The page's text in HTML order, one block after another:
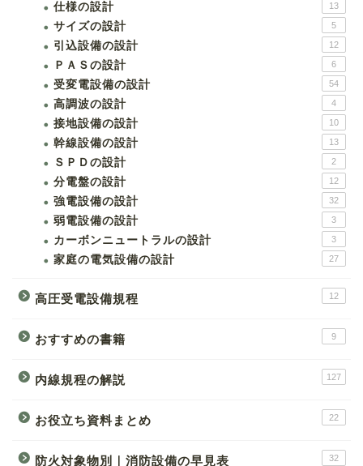
仕様の設計 13
サイズの設計 5
引込設備の設計 12
ＰＡＳの設計 6
受変電設備の設計 54
高調波の設計 4
接地設備の設計 10
幹線設備の設計 13
ＳＰＤの設計 2
分電盤の設計 12
強電設備の設計 32
弱電設備の設計 3
カーボンニュートラルの設計 3
家庭の電気設備の設計 27
高圧受電設備規程 12
おすすめの書籍 9
内線規程の解説 127
お役立ち資料まとめ 22
防火対象物別｜消防設備の早見表 32